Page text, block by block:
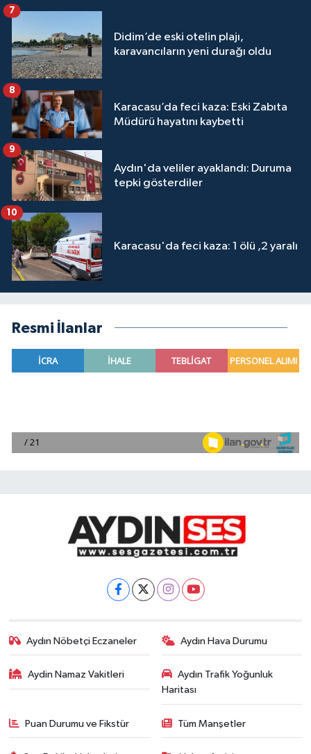
Didim’de eski otelin plajı,
karavancıların yeni durağı oldu
7
Karacasu’da feci kaza: Eski Zabıta
Müdürü hayatını kaybetti
8
Aydın'da veliler ayaklandı: Duruma
tepki gösterdiler
9
Karacasu'da feci kaza: 1 ölü ,2 yaralı
10
Resmi İlanlar
Aydın Nöbetçi Eczaneler Aydın Hava Durumu
Aydin Namaz Vakitleri
Aydın Trafik Yoğunluk
Haritası
Puan Durumu ve Fikstür Tüm Manşetler